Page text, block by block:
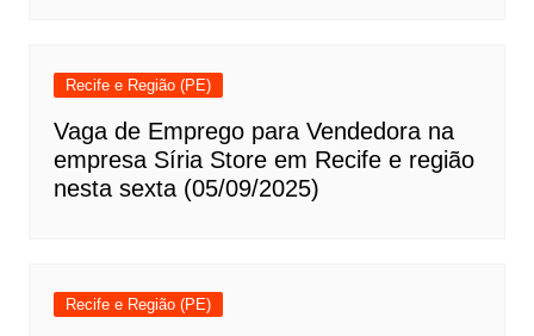
Recife e Região (PE)
Vaga de Emprego para Vendedora na
empresa Síria Store em Recife e região
nesta sexta (05/09/2025)
Recife e Região (PE)